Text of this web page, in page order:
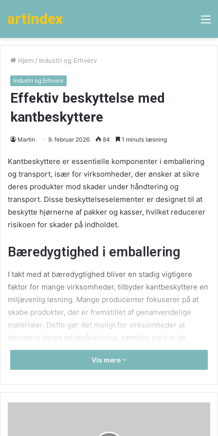
artindex
Hjem / Industri og Erhverv
Industri og Erhverv
Effektiv beskyttelse med
kantbeskyttere
Martin 9. februar 2026 84 1 minuts læsning
Kantbeskyttere er essentielle komponenter i emballering
og transport, især for virksomheder, der ønsker at sikre
deres produkter mod skader under håndtering og
transport. Disse beskyttelseselementer er designet til at
beskytte hjørnerne af pakker og kasser, hvilket reducerer
risikoen for skader på indholdet.
Bæredygtighed i emballering
I takt med at bæredygtighed bliver en stadig vigtigere
faktor for mange virksomheder, tilbyder kantbeskyttere en
miljøvenlig løsning. Mange producenter fokuserer på at
skabe produkter, der er fremstillet af genanvendelige
materialer. Dette gør det muligt for virksomheder at
minimere deres miljøpåvirkning, samtidig med at de
beskytter deres varer.
Vis mere